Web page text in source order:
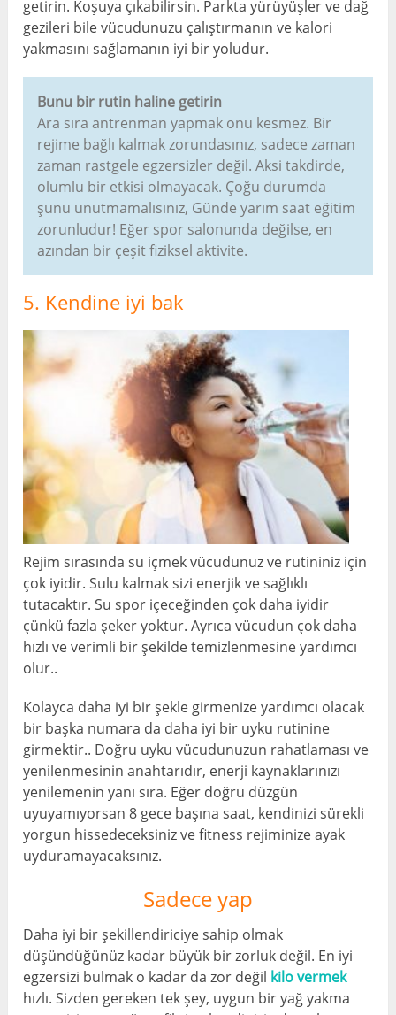
getirin. Koşuya çıkabilirsin. Parkta yürüyüşler ve dağ
gezileri bile vücudunuzu çalıştırmanın ve kalori
yakmasını sağlamanın iyi bir yoludur.
Bunu bir rutin haline getirin
Ara sıra antrenman yapmak onu kesmez. Bir
rejime bağlı kalmak zorundasınız, sadece zaman
zaman rastgele egzersizler değil. Aksi takdirde,
olumlu bir etkisi olmayacak. Çoğu durumda
şunu unutmamalısınız, Günde yarım saat eğitim
zorunludur! Eğer spor salonunda değilse, en
azından bir çeşit fiziksel aktivite.
5. Kendine iyi bak
Rejim sırasında su içmek vücudunuz ve rutininiz için
çok iyidir. Sulu kalmak sizi enerjik ve sağlıklı
tutacaktır. Su spor içeceğinden çok daha iyidir
çünkü fazla şeker yoktur. Ayrıca vücudun çok daha
hızlı ve verimli bir şekilde temizlenmesine yardımcı
olur..
Kolayca daha iyi bir şekle girmenize yardımcı olacak
bir başka numara da daha iyi bir uyku rutinine
girmektir.. Doğru uyku vücudunuzun rahatlaması ve
yenilenmesinin anahtarıdır, enerji kaynaklarınızı
yenilemenin yanı sıra. Eğer doğru düzgün
uyuyamıyorsan 8 gece başına saat, kendinizi sürekli
yorgun hissedeceksiniz ve fitness rejiminize ayak
uyduramayacaksınız.
Sadece yap
Daha iyi bir şekillendiriciye sahip olmak
düşündüğünüz kadar büyük bir zorluk değil. En iyi
egzersizi bulmak o kadar da zor değil kilo vermek
hızlı. Sizden gereken tek şey, uygun bir yağ yakma